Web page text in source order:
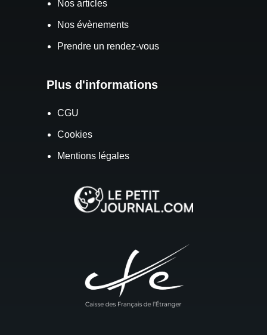
Nos articles
Nos évènements
Prendre un rendez-vous
Plus d'informations
CGU
Cookies
Mentions légales